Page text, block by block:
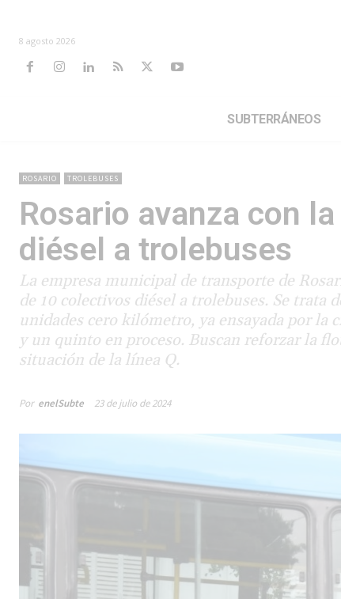
8 agosto 2026
SUBTERRÁNEOS
ROSARIO TROLEBUSES
Rosario avanza con
diésel a trolebuses
La empresa municipal de transporte de
de 10 colectivos diésel a trolebuses. Se
unidades cero kilómetro, ya ensayada por la
y un quinto en proceso. Buscan reforzar la
situación de la línea Q.
Por enelSubte 23 de julio de 2024